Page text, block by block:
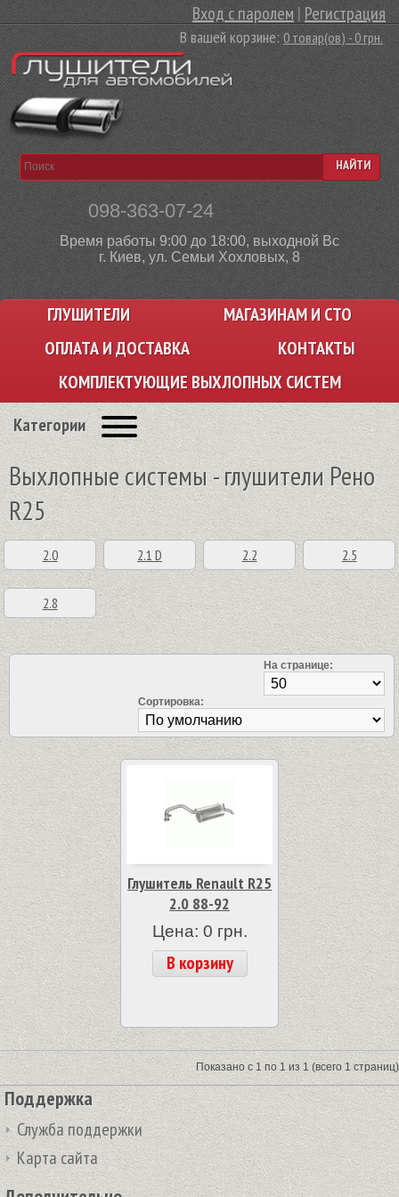
Вход с паролем |Регистрация
В вашей корзине:0 товар(ов) - 0 грн.
098-363-07-24
Время работы 9:00 до 18:00, выходной Вс
г. Киев, ул. Семьи Хохловых, 8
НАЙТИ
ГЛУШИТЕЛИ
МАГАЗИНАМ И СТО
ОПЛАТА И ДОСТАВКА
КОНТАКТЫ
КОМПЛЕКТУЮЩИЕ ВЫХЛОПНЫХ СИСТЕМ
Категории
Выхлопные системы - глушители Рено
R25
2.0 2.1 D 2.2 2.5
2.8
На странице:
Сортировка:
Глушитель Renault R25
2.0 88-92
Цена: 0 грн.
В корзину
Показано с 1 по 1 из 1 (всего 1 страниц)
Поддержка
Служба поддержки
Карта сайта